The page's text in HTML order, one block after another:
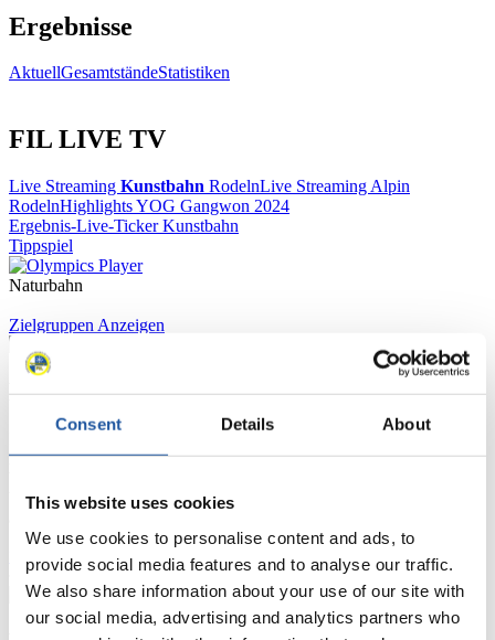
Consent Details About
This website uses cookies
We use cookies to personalise content and ads, to
provide social media features and to analyse our traffic.
We also share information about your use of our site with
our social media, advertising and analytics partners who
Ergebnisse
AktuellGesamtständeStatistiken
FIL LIVE TV
Live Streaming Kunstbahn RodelnLive Streaming Alpin
RodelnHighlights YOG Gangwon 2024
Ergebnis-Live-Ticker Kunstbahn
Tippspiel
Naturbahn
Zielgruppen Anzeigen
Für Presse- und Medienvertreter
haben Zugriff auf Athletenbiographien und Informationen zu
beantragen, die Grundregeln des Rennrodelsports einsehen und
>> Weiter